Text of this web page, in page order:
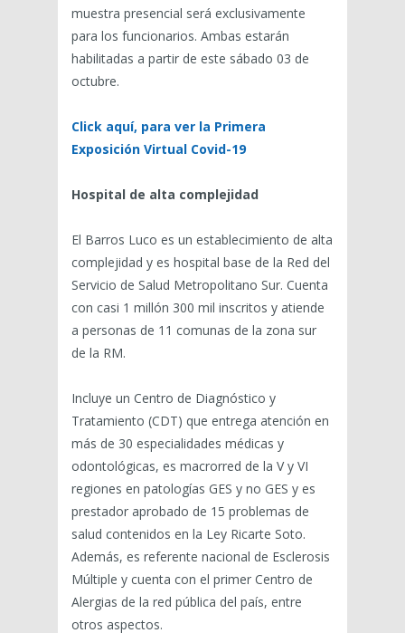
muestra presencial será exclusivamente
para los funcionarios. Ambas estarán
habilitadas a partir de este sábado 03 de
octubre.
Click aquí, para ver la Primera
Exposición Virtual Covid-19
Hospital de alta complejidad
El Barros Luco es un establecimiento de alta
complejidad y es hospital base de la Red del
Servicio de Salud Metropolitano Sur. Cuenta
con casi 1 millón 300 mil inscritos y atiende
a personas de 11 comunas de la zona sur
de la RM.
Incluye un Centro de Diagnóstico y
Tratamiento (CDT) que entrega atención en
más de 30 especialidades médicas y
odontológicas, es macrorred de la V y VI
regiones en patologías GES y no GES y es
prestador aprobado de 15 problemas de
salud contenidos en la Ley Ricarte Soto.
Además, es referente nacional de Esclerosis
Múltiple y cuenta con el primer Centro de
Alergias de la red pública del país, entre
otros aspectos.